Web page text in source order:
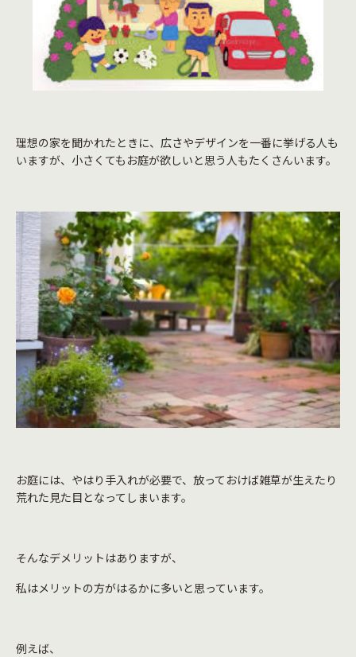
理想の家を聞かれたときに、広さやデザインを一番に挙げる人も
いますが、小さくてもお庭が欲しいと思う人もたくさんいます。
お庭には、やはり手入れが必要で、放っておけば雑草が生えたり
荒れた見た目となってしまいます。
そんなデメリットはありますが、
私はメリットの方がはるかに多いと思っています。
例えば、